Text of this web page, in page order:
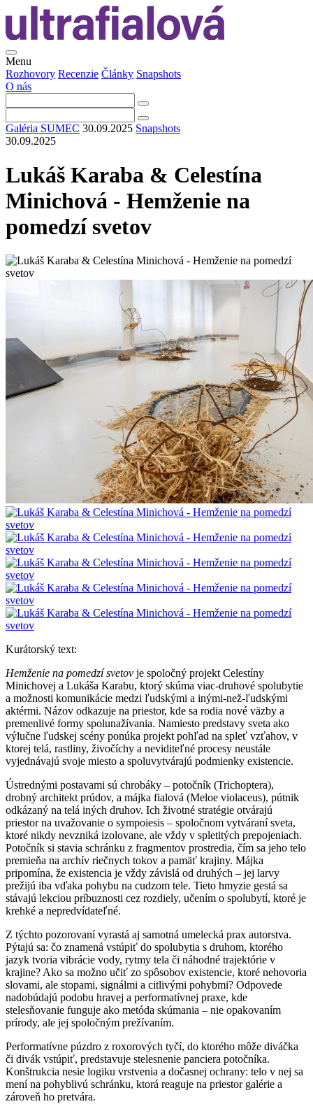
Menu
Rozhovory Recenzie Články Snapshots
O nás
Galéria SUMEC 30.09.2025 Snapshots
30.09.2025
Lukáš Karaba & Celestína
Minichová - Hemženie na
pomedzí svetov
Kurátorský text:
Hemženie na pomedzí svetov je spoločný projekt Celestíny
Minichovej a Lukáša Karabu, ktorý skúma viac-druhové spolubytie
a možnosti komunikácie medzi ľudskými a inými-než-ľudskými
aktérmi. Názov odkazuje na priestor, kde sa rodia nové väzby a
premenlivé formy spolunažívania. Namiesto predstavy sveta ako
výlučne ľudskej scény ponúka projekt pohľad na spleť vzťahov, v
ktorej telá, rastliny, živočíchy a neviditeľné procesy neustále
vyjednávajú svoje miesto a spoluvytvárajú podmienky existencie.
Ústrednými postavami sú chrobáky – potočník (Trichoptera),
drobný architekt prúdov, a májka fialová (Meloe violaceus), pútnik
odkázaný na telá iných druhov. Ich životné stratégie otvárajú
priestor na uvažovanie o sympoiesis – spoločnom vytváraní sveta,
ktoré nikdy nevzniká izolovane, ale vždy v spletitých prepojeniach.
Potočník si stavia schránku z fragmentov prostredia, čím sa jeho telo
premieňa na archív riečnych tokov a pamäť krajiny. Májka
pripomína, že existencia je vždy závislá od druhých – jej larvy
prežijú iba vďaka pohybu na cudzom tele. Tieto hmyzie gestá sa
stávajú lekciou príbuznosti cez rozdiely, učením o spolubytí, ktoré je
krehké a nepredvídateľné.
Z týchto pozorovaní vyrastá aj samotná umelecká prax autorstva.
Pýtajú sa: čo znamená vstúpiť do spolubytia s druhom, ktorého
jazyk tvoria vibrácie vody, rytmy tela či náhodné trajektórie v
krajine? Ako sa možno učiť zo spôsobov existencie, ktoré nehovoria
slovami, ale stopami, signálmi a citlivými pohybmi? Odpovede
nadobúdajú podobu hravej a performatívnej praxe, kde
stelesňovanie funguje ako metóda skúmania – nie opakovaním
prírody, ale jej spoločným prežívaním.
Performatívne púzdro z roxorových tyčí, do ktorého môže diváčka
či divák vstúpiť, predstavuje stelesnenie panciera potočníka.
Konštrukcia nesie logiku vrstvenia a dočasnej ochrany: telo v nej sa
mení na pohyblivú schránku, ktorá reaguje na priestor galérie a
zároveň ho pretvára.